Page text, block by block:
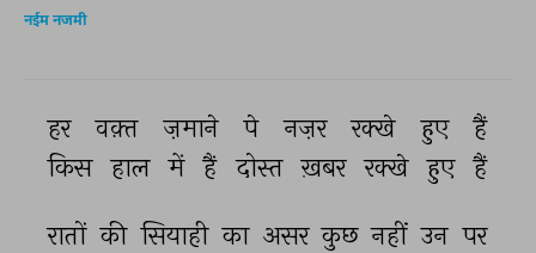
नईम नजमी
हर वक़्त ज़माने पे नज़र रक्खे हुए
हैं
किस हाल में हैं दोस्त ख़बर रक्खे हुए हैं
रातों की सियाही का असर कुछ नहीं उन पर